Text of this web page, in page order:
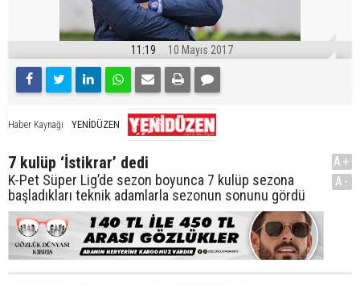
11:19 10 Mayıs 2017
Haber Kaynağı YENİDÜZEN
7 kulüp ‘İstikrar’ dedi
K-Pet Süper Lig’de sezon boyunca 7 kulüp sezona
başladıkları teknik adamlarla sezonun sonunu gördü
A+
A-